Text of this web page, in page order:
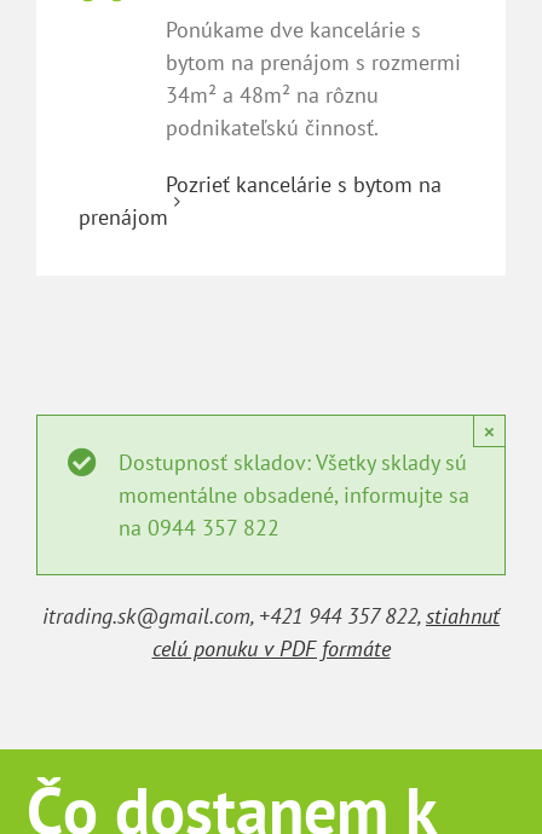
Ponúkame dve kancelárie s
bytom na prenájom s rozmermi
34m² a 48m² na rôznu
podnikateľskú činnosť.
Pozrieť kancelárie s bytom na
prenájom
×
Dostupnosť skladov: Všetky sklady sú
momentálne obsadené, informujte sa
na 0944 357 822
itrading.sk@gmail.com, +421 944 357 822,stiahnuť
celú ponuku v PDF formáte
Čo dostanem k